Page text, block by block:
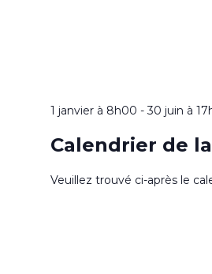
1 janvier à 8h00 -30 juin à
Calendrier de
Veuillez trouvé ci-après le